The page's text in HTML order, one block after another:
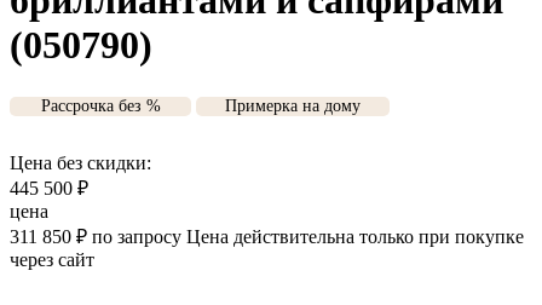
(050790)
Рассрочка без % Примерка на дому
Цена без скидки:
445 500 ₽
цена
311 850 ₽ по запросу Цена действительна только при покупке
через сайт